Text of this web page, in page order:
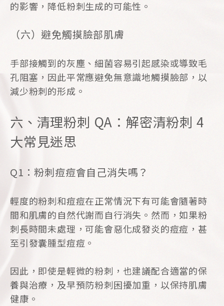
的影響，降低粉刺生成的可能性。
（六）避免觸摸臉部肌膚
手部接觸到的灰塵、細菌容易引起感染或導致毛
孔阻塞，因此平常應避免無意識地觸摸臉部，以
減少粉刺的形成。
六、清理粉刺 QA：解密清粉刺 4
大常見迷思
Q1：粉刺痘痘會自己消失嗎？
輕度的粉刺和痘痘在正常情況下有可能會隨著時
間和肌膚的自然代謝而自行消失。然而，如果粉
刺長時間未處理，可能會惡化成發炎的痘痘，甚
至引發囊腫型痘痘。
因此，即使是輕微的粉刺，也建議配合適當的保
養與治療，及早預防粉刺困擾加重，以保持肌膚
健康。